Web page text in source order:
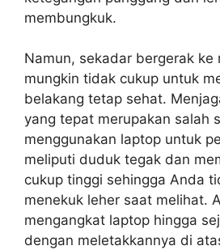
membungkuk.
Namun, sekadar bergerak ke
mungkin tidak cukup untuk
belakang tetap sehat.
yang tepat merupakan salah
menggunakan laptop untuk
meliputi duduk tegak dan
cukup tinggi sehingga Anda
menekuk leher saat melihat.
mengangkat laptop hingga
dengan meletakkannya di